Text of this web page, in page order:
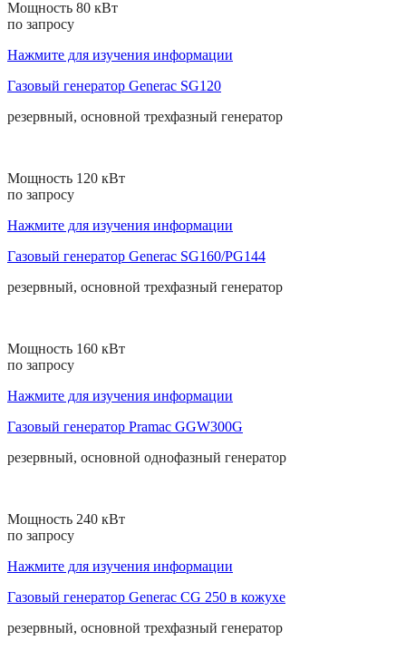
Мощность 80 кВт
по запросу
Нажмите для изучения информации
Газовый генератор Generac SG120
резервный, основной трехфазный генератор
Мощность 120 кВт
по запросу
Нажмите для изучения информации
Газовый генератор Generac SG160/PG144
резервный, основной трехфазный генератор
Мощность 160 кВт
по запросу
Нажмите для изучения информации
Газовый генератор Pramac GGW300G
резервный, основной однофазный генератор
Мощность 240 кВт
по запросу
Нажмите для изучения информации
Газовый генератор Generac CG 250 в кожухе
резервный, основной трехфазный генератор